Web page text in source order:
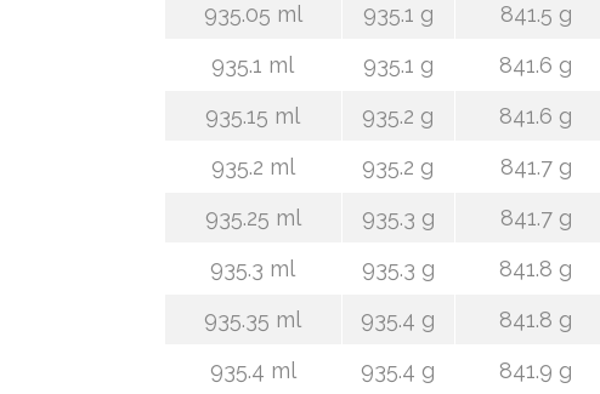
935.05 ml
935.1 g 841.5 g
935.1 ml
935.1 g 841.6 g
935.15 ml
935.2 g 841.6 g
935.2 ml
935.2 g 841.7 g
935.25 ml
935.3 g 841.7 g
935.3 ml
935.3 g 841.8 g
935.35 ml
935.4 g 841.8 g
935.4 ml
935.4 g 841.9 g